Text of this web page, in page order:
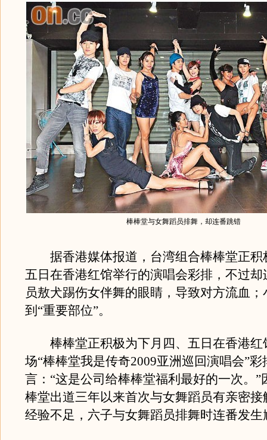
棒棒堂与女舞蹈员排舞，却连番跳错
据香港媒体报道，台湾组合棒棒堂正积
五日在香港红馆举行的演唱会彩排，不过却
员敖犬踢伤女伴舞的眼睛，导致对方流血；
到“重要部位”。
棒棒堂正积极为下月四、五日在香港红
场“棒棒堂我是传奇2009亚洲巡回演唱会”彩
言：“这是公司给棒棒堂福利最好的一次。”
棒堂出道三年以来首次与女舞蹈员有亲密接
经验不足，六子与女舞蹈员排舞时连番发生